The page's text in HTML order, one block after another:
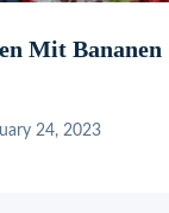
Mit Bananen
24, 2023